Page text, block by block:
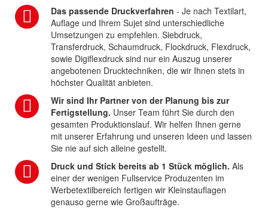
Das passende Druckverfahren - Je nach Textilart,
Auflage und Ihrem Sujet sind unterschiedliche
Umsetzungen zu empfehlen. Siebdruck,
Transferdruck, Schaumdruck, Flockdruck, Flexdruck,
sowie Digiflexdruck sind nur ein Auszug unserer
angebotenen Drucktechniken, die wir Ihnen stets in
höchster Qualität anbieten.
Wir sind Ihr Partner von der Planung bis zur
Fertigstellung. Unser Team führt Sie durch den
gesamten Produktionslauf. Wir helfen Ihnen gerne
mit unserer Erfahrung und unseren Ideen und lassen
Sie nie auf sich alleine gestellt.
Druck und Stick bereits ab 1 Stück möglich. Als
einer der wenigen Fullservice Produzenten im
Werbetextilbereich fertigen wir Kleinstauflagen
genauso gerne wie Großaufträge.